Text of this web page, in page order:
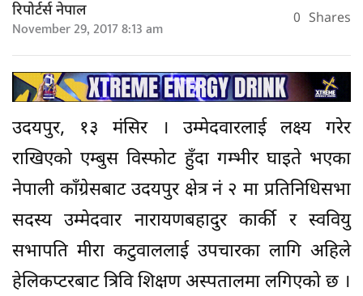
रिपोर्टर्स नेपाल
November 29, 2017 8:13 am 0 Shares
उदयपुर, १३ मंसिर । उम्मेदवारलाई लक्ष्य गरेर
राखिएको एम्बुस विस्फोट हुँदा गम्भीर घाइते भएका
नेपाली काँग्रेसबाट उदयपुर क्षेत्र नं २ मा प्रतिनिधिसभा
सदस्य उम्मेदवार नारायणबहादुर कार्की र स्ववियु
सभापति मीरा कटुवाललाई उपचारका लागि अहिले
हेलिकप्टरबाट त्रिवि शिक्षण अस्पतालमा लगिएको छ ।